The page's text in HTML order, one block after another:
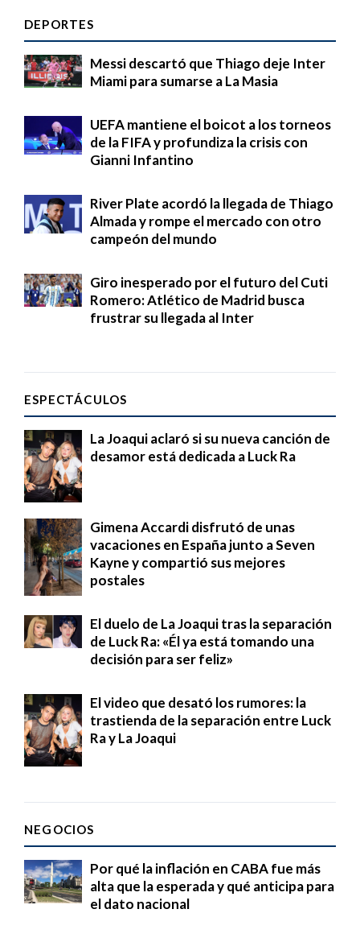
DEPORTES
Messi descartó que Thiago deje Inter
Miami para sumarse a La Masia
UEFA mantiene el boicot a los torneos
de la FIFA y profundiza la crisis con
Gianni Infantino
River Plate acordó la llegada de Thiago
Almada y rompe el mercado con otro
campeón del mundo
Giro inesperado por el futuro del Cuti
Romero: Atlético de Madrid busca
frustrar su llegada al Inter
ESPECTÁCULOS
La Joaqui aclaró si su nueva canción de
desamor está dedicada a Luck Ra
Gimena Accardi disfrutó de unas
vacaciones en España junto a Seven
Kayne y compartió sus mejores
postales
El duelo de La Joaqui tras la separación
de Luck Ra: «Él ya está tomando una
decisión para ser feliz»
El video que desató los rumores: la
trastienda de la separación entre Luck
Ra y La Joaqui
NEGOCIOS
Por qué la inflación en CABA fue más
alta que la esperada y qué anticipa para
el dato nacional